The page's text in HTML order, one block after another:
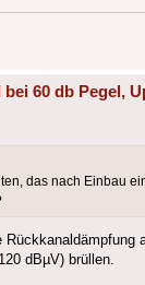
60 db Pegel,
das nach Einbau
Rückkanaldämpfung
dBµV) brüllen.